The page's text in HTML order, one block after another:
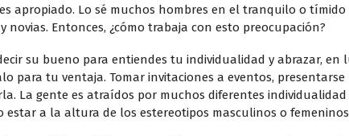
apropiado. Lo sé muchos hombres en el tranquilo o
novias. Entonces, ¿cómo trabaja con esto preocupación?
su bueno para entiendes tu individualidad y abrazar,
para tu ventaja. Tomar invitaciones a eventos,
La gente es atraídos por muchos diferentes
estar a la altura de los estereotipos masculinos o